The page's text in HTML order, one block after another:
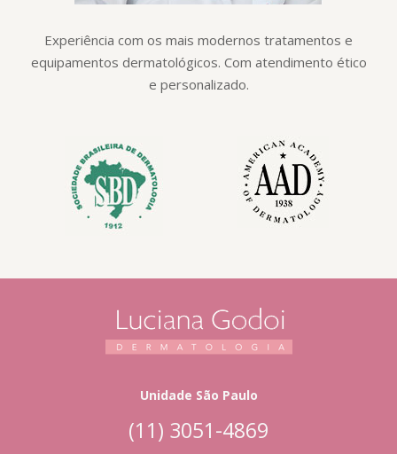
Experiência com os mais modernos tratamentos e
equipamentos dermatológicos. Com atendimento ético
e personalizado.
Unidade São Paulo
(11) 3051-4869